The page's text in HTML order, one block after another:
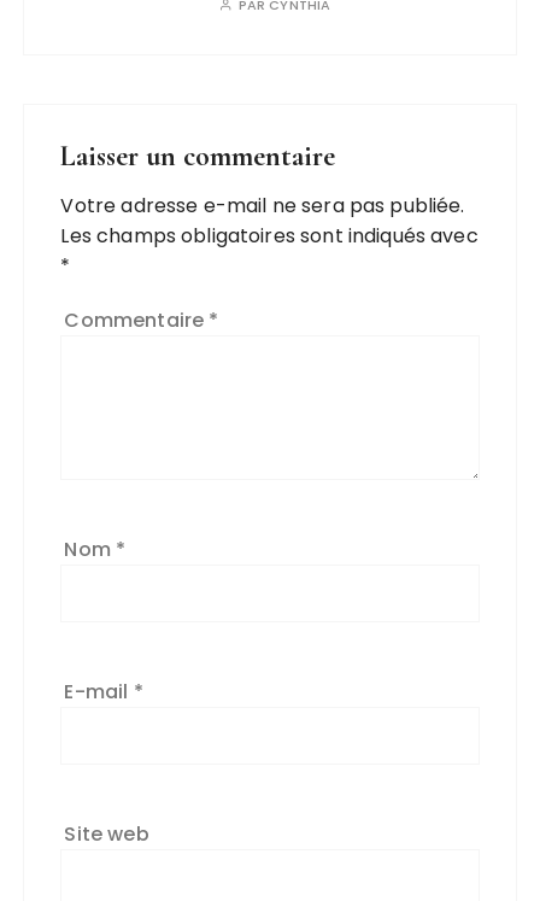
PAR CYNTHIA
Laisser un commentaire
Votre adresse e-mail ne sera pas publiée.
Les champs obligatoires sont indiqués avec
*
Commentaire *
Nom *
E-mail *
Site web